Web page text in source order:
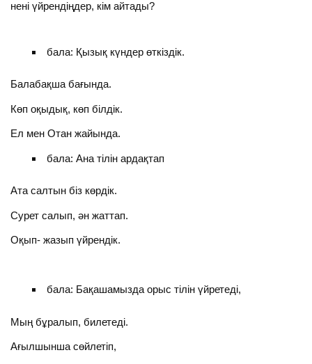
нені үйрендіңдер, кім айтады?
бала: Қызық күндер өткіздік.
Балабақша бағында.
Көп оқыдық, көп білдік.
Ел мен Отан жайында.
бала: Ана тілін ардақтап
Ата салтын біз көрдік.
Сурет салып, ән жаттап.
Оқып- жазып үйрендік.
бала: Бақашамызда орыс тілін үйретеді,
Мың бұралып, билетеді.
Ағылшынша сөйлетіп,